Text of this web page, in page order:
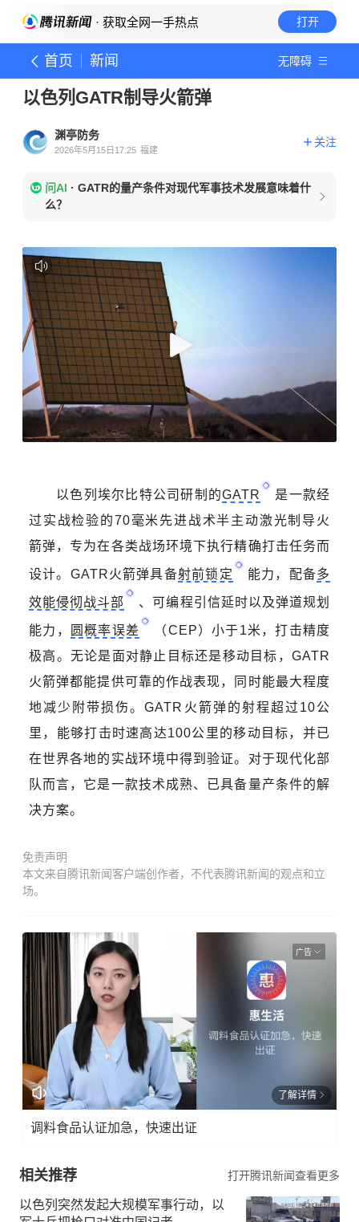
· 获取全网一手热点 打开
首页 新闻 无障碍
以色列GATR制导火箭弹
渊亭防务
2026年5月15日17:25 福建
关注
问AI · GATR的量产条件对现代军事技术发展意味着什
么？
以色列埃尔比特公司研制的GATR
是一款经
过实战检验的70毫米先进战术半主动激光制导火
箭弹，专为在各类战场环境下执行精确打击任务而
设计。GATR火箭弹具备射前锁定 能力， 配备多
效能侵彻战斗部 、可编程引信延时以及弹道规划
能力， 圆概率误差
（CEP）小于1米，打击精度
极高。无论是面对静止目标还是移动目标，GATR
火箭弹都能提供可靠的作战表现，同时能最大程度
地减少附带损伤。GATR火箭弹的射程超过10公
里，能够打击时速高达100公里的移动目标，并已
在世界各地的实战环境中得到验证。对于现代化部
队而言，它是一款技术成熟、已具备量产条件的解
决方案。
免责声明
本文来自腾讯新闻客户端创作者，不代表腾讯新闻的观点和立
场。
广告
了解详情
调料食品认证加急，快速出证
相关推荐 打开腾讯新闻查看更多
以色列突然发起大规模军事行动，以